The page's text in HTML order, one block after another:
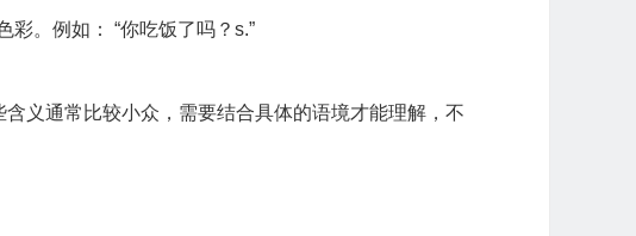
彩。例如： “你吃饭了吗？s.”
义通常比较小众，需要结合具体的语境才能理解，不